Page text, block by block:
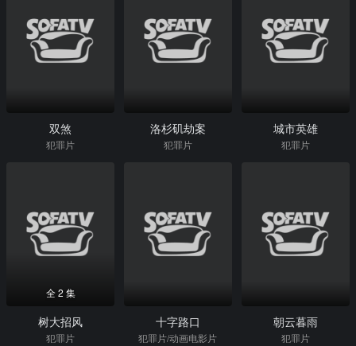
双煞
犯罪片
洛杉矶劫案
犯罪片
城市英雄
犯罪片
全 2 集
树大招风
犯罪片
十字路口
犯罪片/动画电影片
朝云暮雨
犯罪片